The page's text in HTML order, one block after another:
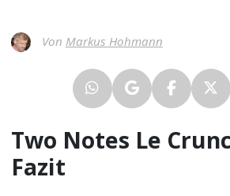
Von Markus Hohmann
Two Notes Le
Fazit